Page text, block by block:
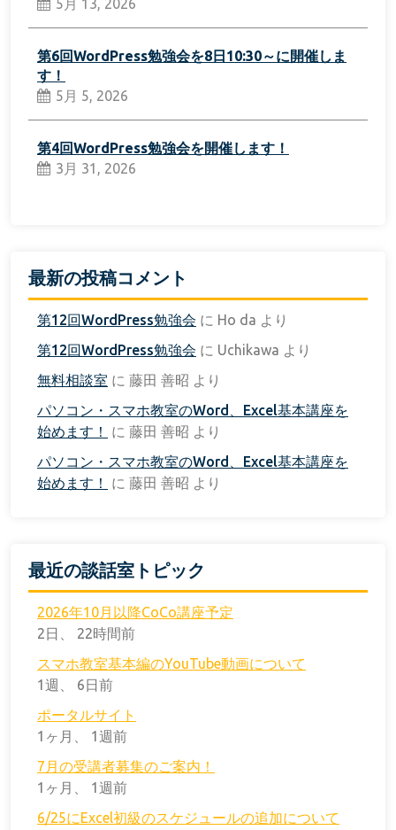
5月 13, 2026
第6回WordPress勉強会を8日10:30～に開催しま
す！
5月 5, 2026
第4回WordPress勉強会を開催します！
3月 31, 2026
最新の投稿コメント
第12回WordPress勉強会 に Ho da より
第12回WordPress勉強会 に Uchikawa より
無料相談室 に 藤田 善昭 より
パソコン・スマホ教室のWord、Excel基本講座を
始めます！
に 藤田 善昭 より
パソコン・スマホ教室のWord、Excel基本講座を
始めます！
に 藤田 善昭 より
最近の談話室トピック
2026年10月以降CoCo講座予定
2日、 22時間前
スマホ教室基本編のYouTube動画について
1週、 6日前
ポータルサイト
1ヶ月、 1週前
7月の受講者募集のご案内！
1ヶ月、 1週前
6/25にExcel初級のスケジュールの追加について